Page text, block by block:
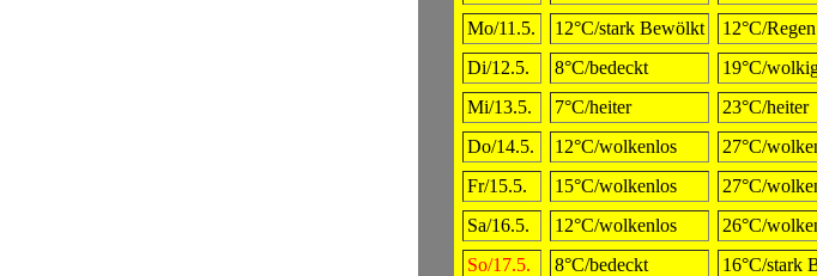
Mo/11.5.
12°C/stark Bewölkt 12°C/Regen
Di/12.5.
8°C/bedeckt 19°C/
Mi/13.5.
7°C/heiter 23°C/heiter
Do/14.5.
12°C/wolkenlos 27°C/
Fr/15.5.
15°C/wolkenlos 27°C/
Sa/16.5.
12°C/wolkenlos 26°C/
So/17.5.
8°C/bedeckt 16°C/stark